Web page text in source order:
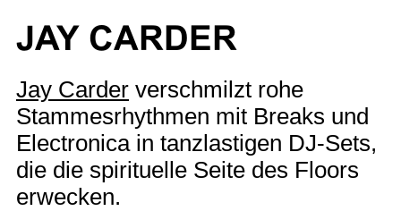
JAY CARDER
Jay Carder verschmilzt rohe
Stammesrhythmen mit Breaks und
Electronica in tanzlastigen DJ-Sets,
die die spirituelle Seite des Floors
erwecken.